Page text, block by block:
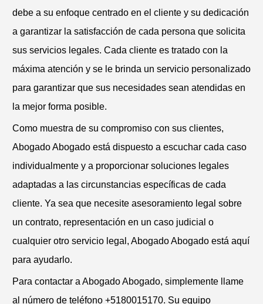
debe a su enfoque centrado en el cliente y su dedicación
a garantizar la satisfacción de cada persona que solicita
sus servicios legales. Cada cliente es tratado con la
máxima atención y se le brinda un servicio personalizado
para garantizar que sus necesidades sean atendidas en
la mejor forma posible.
Como muestra de su compromiso con sus clientes,
Abogado Abogado está dispuesto a escuchar cada caso
individualmente y a proporcionar soluciones legales
adaptadas a las circunstancias específicas de cada
cliente. Ya sea que necesite asesoramiento legal sobre
un contrato, representación en un caso judicial o
cualquier otro servicio legal, Abogado Abogado está aquí
para ayudarlo.
Para contactar a Abogado Abogado, simplemente llame
al número de teléfono +5180015170. Su equipo